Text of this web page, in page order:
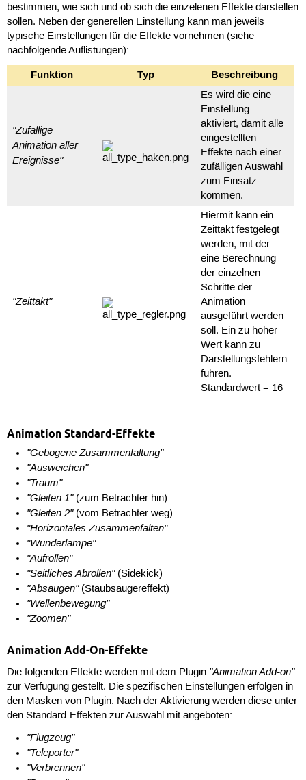
bestimmen, wie sich und ob sich die einzelenen Effekte darstellen
sollen. Neben der generellen Einstellung kann man jeweils
typische Einstellungen für die Effekte vornehmen (siehe
nachfolgende Auflistungen):
Funktion Typ Beschreibung
"Zufällige
Animation aller
Ereignisse"
Es wird die eine
Einstellung
aktiviert, damit alle
eingestellten
Effekte nach einer
zufälligen Auswahl
zum Einsatz
kommen.
"Zeittakt"
Hiermit kann ein
Zeittakt festgelegt
werden, mit der
eine Berechnung
der einzelnen
Schritte der
Animation
ausgeführt werden
soll. Ein zu hoher
Wert kann zu
Darstellungsfehlern
führen.
Standardwert = 16
Animation Standard-Effekte
"Gebogene Zusammenfaltung"
"Ausweichen"
"Traum"
"Gleiten 1"(zum Betrachter hin)
"Gleiten 2"(vom Betrachter weg)
"Horizontales Zusammenfalten"
"Wunderlampe"
"Aufrollen"
"Seitliches Abrollen"(Sidekick)
"Absaugen"(Staubsaugereffekt)
"Wellenbewegung"
"Zoomen"
Animation Add-On-Effekte
Die folgenden Effekte werden mit dem Plugin "Animation Add-on"
zur Verfügung gestellt. Die spezifischen Einstellungen erfolgen in
den Masken von Plugin. Nach der Aktivierung werden diese unter
den Standard-Effekten zur Auswahl mit angeboten:
"Flugzeug"
"Teleporter"
"Verbrennen"